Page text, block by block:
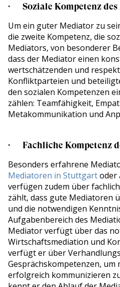
· Soziale Kompetenz des
Um ein guter Mediator zu
die zweite Kompetenz, die
Mediators, von besonderer
dass der Mediator einen
wertschätzenden und
Konfliktparteien und
den sozialen Kompetenzen
zählen: Teamfähigkeit,
Metakommunikation und
· Fachliche Kompetenz
Besonders erfahrene
Mediatoren in Stuttgartoder
verfügen zudem über
zählt, dass gute Mediatoren
und die notwendigen
Aufgabenbereich des
Mediator verfügt über das
Wirtschaftsmediation und
verfügt er über
Gesprächskompetenzen,
erfolgreich kommunizieren